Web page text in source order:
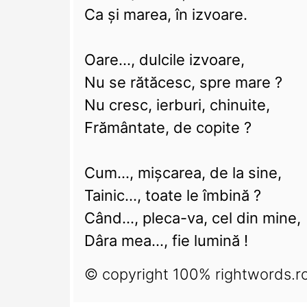
Ca și marea, în izvoare.
Oare..., dulcile izvoare,
Nu se rătăcesc, spre mare ?
Nu cresc, ierburi, chinuite,
Frământate, de copite ?
Cum..., mișcarea, de la sine,
Tainic..., toate le îmbină ?
Când..., pleca-va, cel din mine,
Dâra mea..., fie lumină !
© copyright 100%